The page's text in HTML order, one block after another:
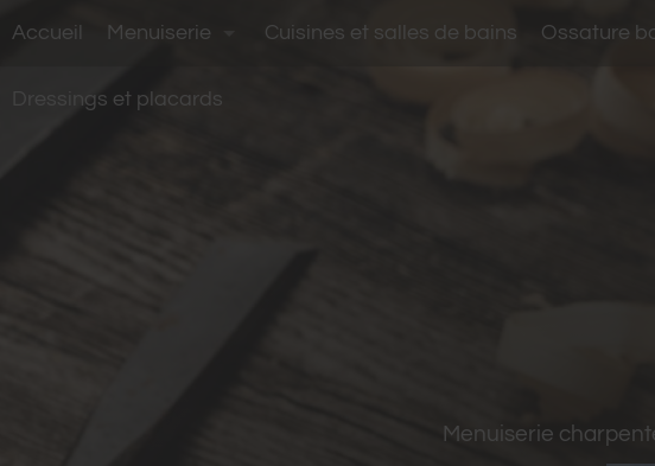
Accueil Menuiserie Cuisines et salles de bains Ossature
Dressings et placards
Menuiserie